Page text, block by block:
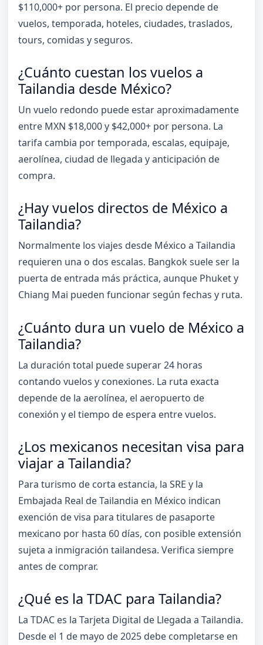
$110,000+ por persona. El precio depende de
vuelos, temporada, hoteles, ciudades, traslados,
tours, comidas y seguros.
¿Cuánto cuestan los vuelos a
Tailandia desde México?
Un vuelo redondo puede estar aproximadamente
entre MXN $18,000 y $42,000+ por persona. La
tarifa cambia por temporada, escalas, equipaje,
aerolínea, ciudad de llegada y anticipación de
compra.
¿Hay vuelos directos de México a
Tailandia?
Normalmente los viajes desde México a Tailandia
requieren una o dos escalas. Bangkok suele ser la
puerta de entrada más práctica, aunque Phuket y
Chiang Mai pueden funcionar según fechas y ruta.
¿Cuánto dura un vuelo de México a
Tailandia?
La duración total puede superar 24 horas
contando vuelos y conexiones. La ruta exacta
depende de la aerolínea, el aeropuerto de
conexión y el tiempo de espera entre vuelos.
¿Los mexicanos necesitan visa para
viajar a Tailandia?
Para turismo de corta estancia, la SRE y la
Embajada Real de Tailandia en México indican
exención de visa para titulares de pasaporte
mexicano por hasta 60 días, con posible extensión
sujeta a inmigración tailandesa. Verifica siempre
antes de comprar.
¿Qué es la TDAC para Tailandia?
La TDAC es la Tarjeta Digital de Llegada a Tailandia.
Desde el 1 de mayo de 2025 debe completarse en